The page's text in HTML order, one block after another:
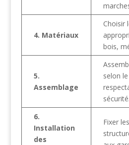
4. Matériaux
Choisir
bois,
5.
Assemblage
selon
sécurité.
6.
Installation
des
Fixer